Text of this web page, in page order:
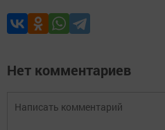
Нет комментариев